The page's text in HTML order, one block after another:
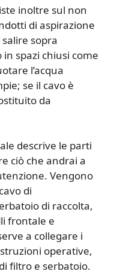
inoltre sul non
di aspirazione
sopra
in spazi chiusi come
l’acqua
se il cavo è
da
descrive le parti
ciò che andrai a
Vengono
di
di raccolta,
frontale e
a collegare i
operative,
filtro e serbatoio.